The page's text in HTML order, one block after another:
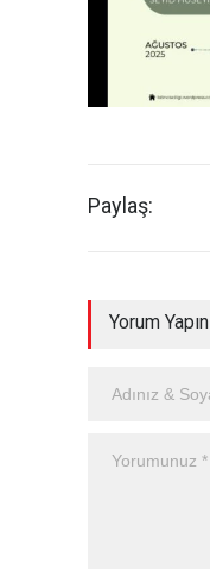
Paylaş:
Yorum Yapın